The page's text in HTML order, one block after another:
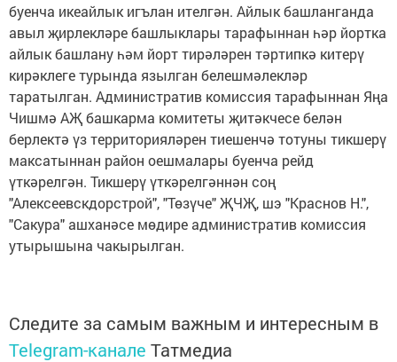
буенча икеайлык игълан ителгән. Айлык башланганда
авыл җирлекләре башлыклары тарафыннан һәр йортка
айлык башлану һәм йорт тирәләрен тәртипкә китерү
кирәклеге турында язылган белешмәлекләр
таратылган. Административ комиссия тарафыннан Яңа
Чишмә АҖ башкарма комитеты җитәкчесе белән
берлектә үз территорияләрен тиешенчә тотуны тикшерү
максатыннан район оешмалары буенча рейд
үткәрелгән. Тикшерү үткәрелгәннән соң
"Алексеевскдорстрой", "Төзүче" ҖЧҖ, шэ "Краснов Н.",
"Сакура" ашханәсе мөдире административ комиссия
утырышына чакырылган.
Следите за самым важным и интересным в
Telegram-канале Татмедиа